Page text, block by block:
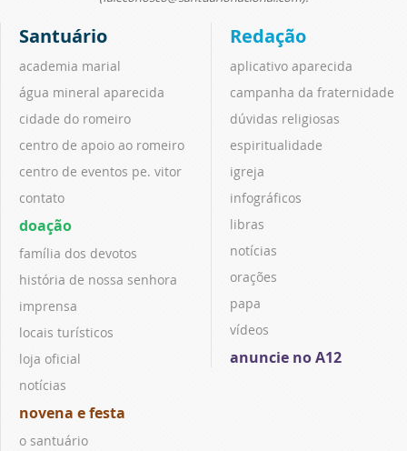
Santuário
academia marial
água mineral aparecida
cidade do romeiro
centro de apoio ao romeiro
centro de eventos pe. vitor
contato
doação
família dos devotos
história de nossa senhora
imprensa
locais turísticos
loja oficial
notícias
novena e festa
o santuário
Redação
aplicativo aparecida
campanha da fraternidade
dúvidas religiosas
espiritualidade
igreja
infográficos
libras
notícias
orações
papa
vídeos
anuncie no A12